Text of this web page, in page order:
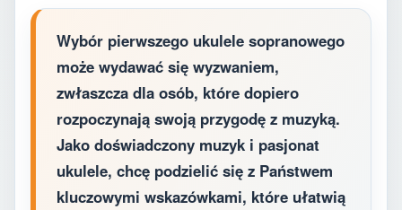
Wybór pierwszego ukulele sopranowego
może wydawać się wyzwaniem,
zwłaszcza dla osób, które dopiero
rozpoczynają swoją przygodę z muzyką.
Jako doświadczony muzyk i pasjonat
ukulele, chcę podzielić się z Państwem
kluczowymi wskazówkami, które ułatwią